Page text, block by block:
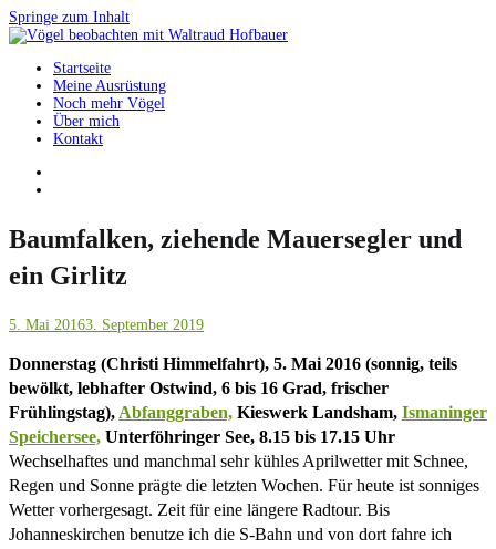
Springe zum Inhalt
Vögel beobachten mit Waltraud Hofbauer
Startseite
Meine Ausrüstung
Noch mehr Vögel
Über mich
Kontakt
Baumfalken, ziehende Mauersegler und
ein Girlitz
5. Mai 20163. September 2019
Donnerstag (Christi Himmelfahrt), 5. Mai 2016 (sonnig, teils
bewölkt, lebhafter Ostwind, 6 bis 16 Grad, frischer
Frühlingstag), Abfanggraben, Kieswerk Landsham, Ismaninger
Speichersee, Unterföhringer See, 8.15 bis 17.15 Uhr
Wechselhaftes und manchmal sehr kühles Aprilwetter mit Schnee,
Regen und Sonne prägte die letzten Wochen. Für heute ist sonniges
Wetter vorhergesagt. Zeit für eine längere Radtour. Bis
Johanneskirchen benutze ich die S-Bahn und von dort fahre ich